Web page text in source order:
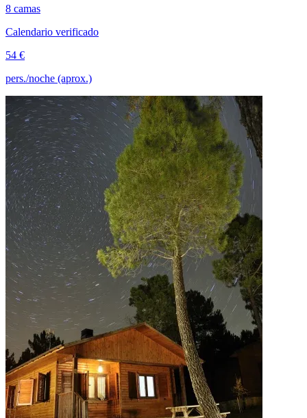
8 camas
Calendario verificado
54 €
pers./noche (aprox.)